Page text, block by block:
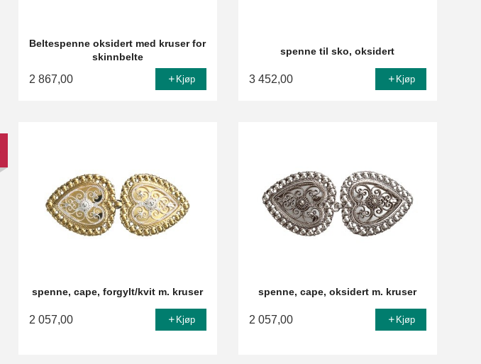
Beltespenne oksidert med kruser for
skinnbelte
2 867,00 Kjøp
spenne til sko, oksidert
3 452,00 Kjøp
spenne, cape, forgylt/kvit m. kruser
2 057,00 Kjøp
spenne, cape, oksidert m. kruser
2 057,00 Kjøp